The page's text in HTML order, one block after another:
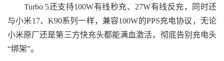
Turbo 5还支持100W有线秒充、27W有线反充，同时还
与小米17、K90系列一样，兼容100W的PPS充电协议，无论
小米原厂还是第三方快充头都能满血激活，彻底告别充电头
“绑架”。